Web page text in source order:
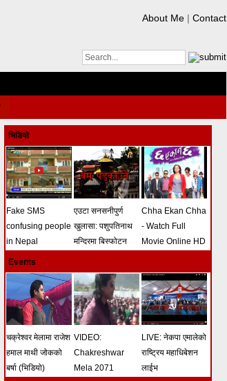
About Me | Contact
भिडियो
Fake SMS
confusing people
in Nepal
एउटा सनसनीपुर्ण
खुलासा: पशुपतिनाथ
मन्दिरमा बिस्फोटन
(भिडियो)
Chha Ekan Chha
- Watch Full
Movie Online HD
Events
चक्रेश्वर मेलामा राजेश
हमाल माथी जोकको
बर्षा (भिडियो)
VIDEO:
Chakreshwar
Mela 2071
LIVE: नेकपा एमालेको
राष्ट्रिय महाधिबेशन
लाईभ